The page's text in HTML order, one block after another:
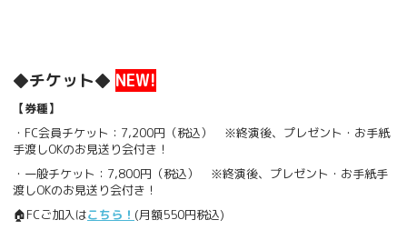
◆チケット◆ NEW!
【券種】
・FC会員チケット：7,200円（税込） ※終演後、プレゼント・お手紙
手渡しOKのお見送り会付き！
・一般チケット：7,800円（税込） ※終演後、プレゼント・お手紙手
渡しOKのお見送り会付き！
🏠FCご加入はこちら！ (月額550円税込)